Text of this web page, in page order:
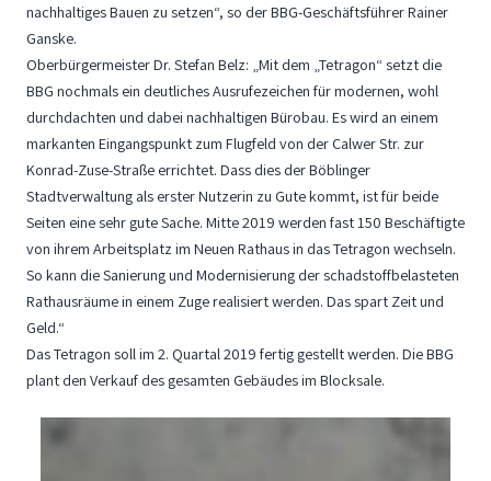
nachhaltiges Bauen zu setzen“, so der BBG-Geschäftsführer Rainer
Ganske.
Oberbürgermeister Dr. Stefan Belz: „Mit dem „Tetragon“ setzt die
BBG nochmals ein deutliches Ausrufezeichen für modernen, wohl
durchdachten und dabei nachhaltigen Bürobau. Es wird an einem
markanten Eingangspunkt zum Flugfeld von der Calwer Str. zur
Konrad-Zuse-Straße errichtet. Dass dies der Böblinger
Stadtverwaltung als erster Nutzerin zu Gute kommt, ist für beide
Seiten eine sehr gute Sache. Mitte 2019 werden fast 150 Beschäftigte
von ihrem Arbeitsplatz im Neuen Rathaus in das Tetragon wechseln.
So kann die Sanierung und Modernisierung der schadstoffbelasteten
Rathausräume in einem Zuge realisiert werden. Das spart Zeit und
Geld.“
Das Tetragon soll im 2. Quartal 2019 fertig gestellt werden. Die BBG
plant den Verkauf des gesamten Gebäudes im Blocksale.